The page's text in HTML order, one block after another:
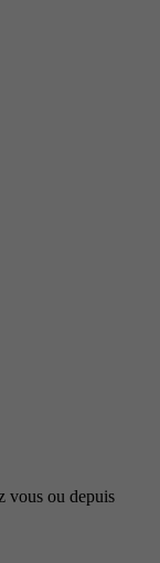
vous ou depuis